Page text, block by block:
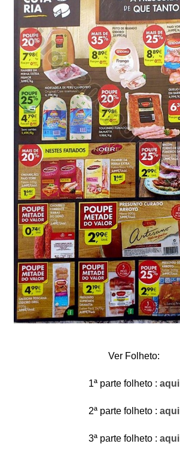
Ver Folheto:
1ª parte folheto : aqui
2ª parte folheto : aqui
3ª parte folheto : aqui